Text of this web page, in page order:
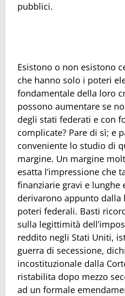
pubblici.
Esistono o non esistono
che hanno solo i poteri
fondamentale della loro
possono aumentare se
degli stati federati e con
complicate? Pare di sì; e
conveniente lo studio di
margine. Un margine
esatta l’impressione che
finanziarie gravi e lunghe
derivarono appunto dalla
poteri federali. Basti
sulla legittimità
reddito negli Stati Uniti,
guerra di secessione,
incostituzionale dalla
ristabilita dopo mezzo
ad un formale